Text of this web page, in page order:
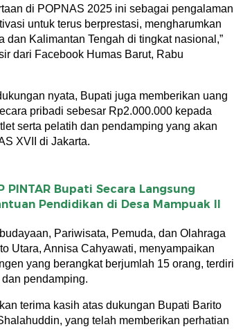
di POPNAS 2025 ini sebagai pengalaman
untuk terus berprestasi, mengharumkan
dan Kalimantan Tengah di tingkat nasional,”
dari Facebook Humas Barut, Rabu
nyata, Bupati juga memberikan uang
pribadi sebesar Rp2.000.000 kepada
serta pelatih dan pendamping yang akan
XVII di Jakarta.
PINTAR Bupati Secara Langsung
Pendidikan di Desa Mampuak ll
Pariwisata, Pemuda, dan Olahraga
Utara, Annisa Cahyawati, menyampaikan
yang berangkat berjumlah 15 orang, terdiri
pendamping.
terima kasih atas dukungan Bupati Barito
yang telah memberikan perhatian